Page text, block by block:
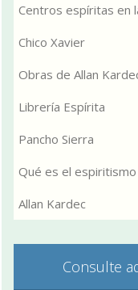
Centros espíritas en
Chico Xavier
Obras de Allan
Librería Espírita
Pancho Sierra
Qué es el espiritismo
Allan Kardec
Consulte